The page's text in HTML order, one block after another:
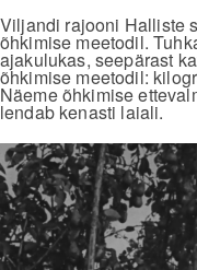
Viljandi rajooni Halliste
õhkimise meetodil.
ajakulukas, seepärast
õhkimise meetodil:
Näeme õhkimise
lendab kenasti laiali.